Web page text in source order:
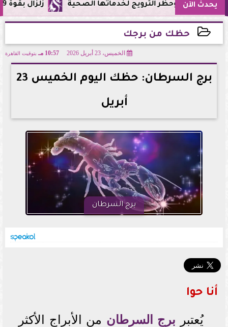
يحدث الآن زلزال بقوة 5.9 ريختر يشعر به سكان القاهرة وعدة محافظات.. مركزه شرق البحر المتوسط مصر وحظر الترويج لخدماتها الصحية
حظك من برجك
الخميس، 23 أبريل 2026 10:57 مـ بتوقيت القاهرة
برج السرطان: حظك اليوم الخميس 23
أبريل
برج السرطان
أنا حوا
يُعتبر برج السرطان من الأبراج الأكثر